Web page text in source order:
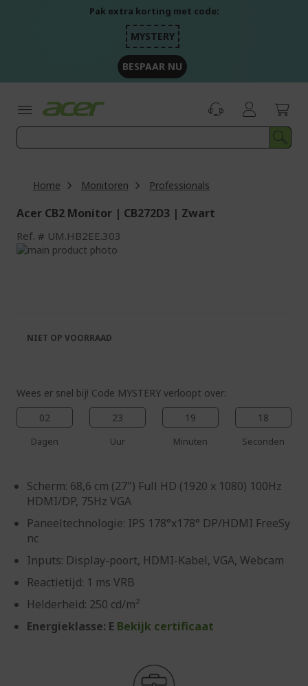
Pak extra korting met code:
MYSTERY
BESPAAR NU
Home Monitoren Professionals
Acer CB2 Monitor | CB272D3 | Zwart
Ref. UM.HB2EE.303
Ga
afbeeldingen-
gallerij
afbeeldingen-
Wees er snel bij! Code MYSTERY verloopt over:
02
Dagen
23
Uur
19
Minuten
17
Seconden
Scherm: 68,6 cm (27") Full HD (1920 x 1080) 100Hz
HDMI/DP, 75Hz VGA
Paneeltechnologie: IPS 178°x178° DP/HDMI FreeSy
nc
Inputs: Display-poort, HDMI-Kabel, VGA, Webcam
Reactietijd: 1 ms VRB
Helderheid: 250 cd/m²
Energieklasse: E Bekijk certificaat
NIET OP VOORRAAD